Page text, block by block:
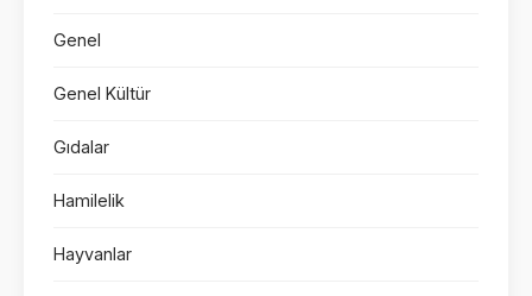
Genel
Genel Kültür
Gıdalar
Hamilelik
Hayvanlar